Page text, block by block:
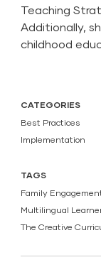
Teaching
Additionally,
childhood
CATEGORIES
Best Practices
Implementation
TAGS
Family
Multilingual
The Creative